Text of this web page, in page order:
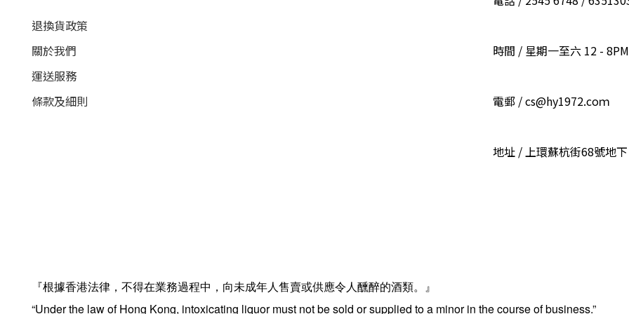
退換貨政策
關於我們
運送服務
條款及細則
時間 / 星期一至六 12 - 8PM
電郵 / cs@hy1972.coｍ
地址 / 上環蘇杭街68號地下
『根據香港法律，不得在業務過程中，向未成年人售賣或供應令人醺醉的酒類。』
“Under the law of Hong Kong, intoxicating liquor must not be sold or supplied to a minor in the course of business.”